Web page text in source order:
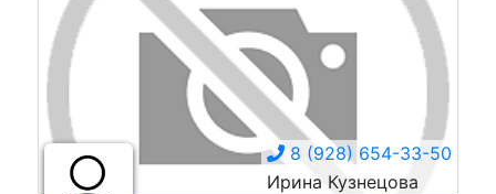
8 (928) 654-33-50
Ирина Кузнецова